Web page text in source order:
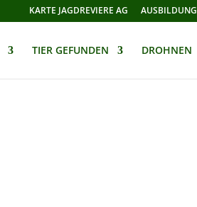
KARTE JAGDREVIERE AG AUSBILDUNG
TIER GEFUNDEN DROHNEN